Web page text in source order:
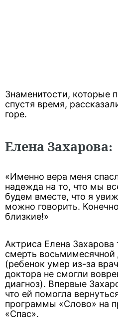
Знаменитости, которые
спустя время,
горе.
Елена Захарова:
«Именно вера меня
надежда на то, что мы
будем вместе, что я
можно говорить.
близкие!»
Актриса Елена
смерть
(ребенок умер из-за
доктора не смогли
диагноз). Впервые
что ей помогла
программы «Слово» на
«Спас».